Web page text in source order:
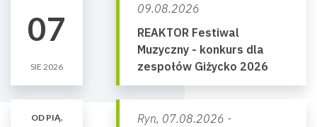
07
SIE 2026
09.08.2026
REAKTOR Festiwal
Muzyczny - konkurs dla
zespołów Giżycko 2026
OD PIĄ. Ryn, 07.08.2026 -